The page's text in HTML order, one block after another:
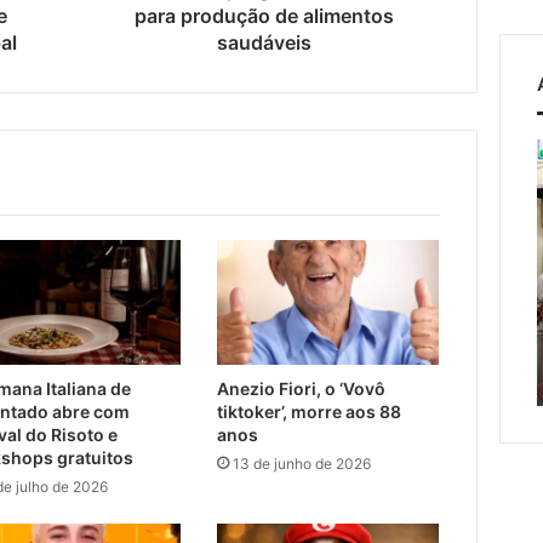
para produção de alimentos
saudáveis
Italiana de
abre com
do Risoto e
gratuitos
julho de 2026
Anezio Fiori, o ‘Vovô
tiktoker’, morre aos 88
anos
13 de junho de 2026
condena ex-
Pegari a mais de
anos de reclusão
racista
começa
neste
fim
de
semana
Encantado
6 de agosto de 2026
Campeonato Municipal de
Bochas começa neste fim
de semana em Encantado